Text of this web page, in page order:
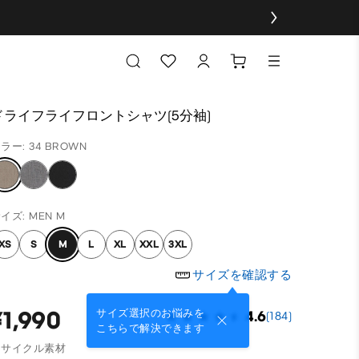
ライフライフロントシャツ(5分袖)
ー: 34 BROWN
ズ: MEN M
S M L XL XXL 3XL
サイズを確認する
サイズ選択のお悩みを
こちらで解決できます
4.6(184)
イクル素材